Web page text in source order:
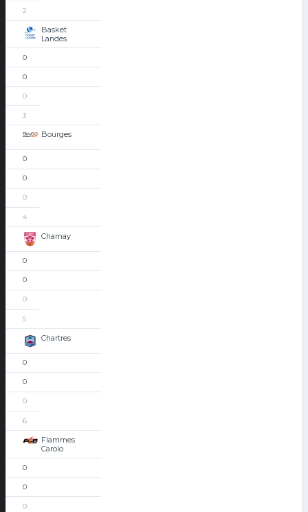
2
Basket
Landes
0
0
0
3
Bourges
0
0
0
4
Charnay
0
0
0
5
Chartres
0
0
0
6
Flammes
Carolo
0
0
0